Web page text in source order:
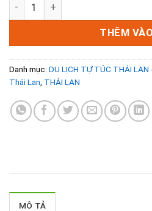
THÊM
Danh mục: DU LỊCH TỰ TÚC THÁI LAN
Thái Lan THÁI LAN
MÔ TẢ